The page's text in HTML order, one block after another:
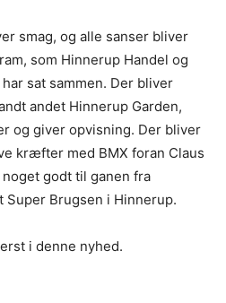
smag, og alle sanser bliver
som Hinnerup Handel og
sat sammen. Der bliver
andet Hinnerup Garden,
og giver opvisning. Der bliver
kræfter med BMX foran Claus
godt til ganen fra
Super Brugsen i Hinnerup.
i denne nyhed.